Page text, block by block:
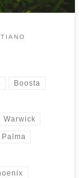
Boosta
Warwick